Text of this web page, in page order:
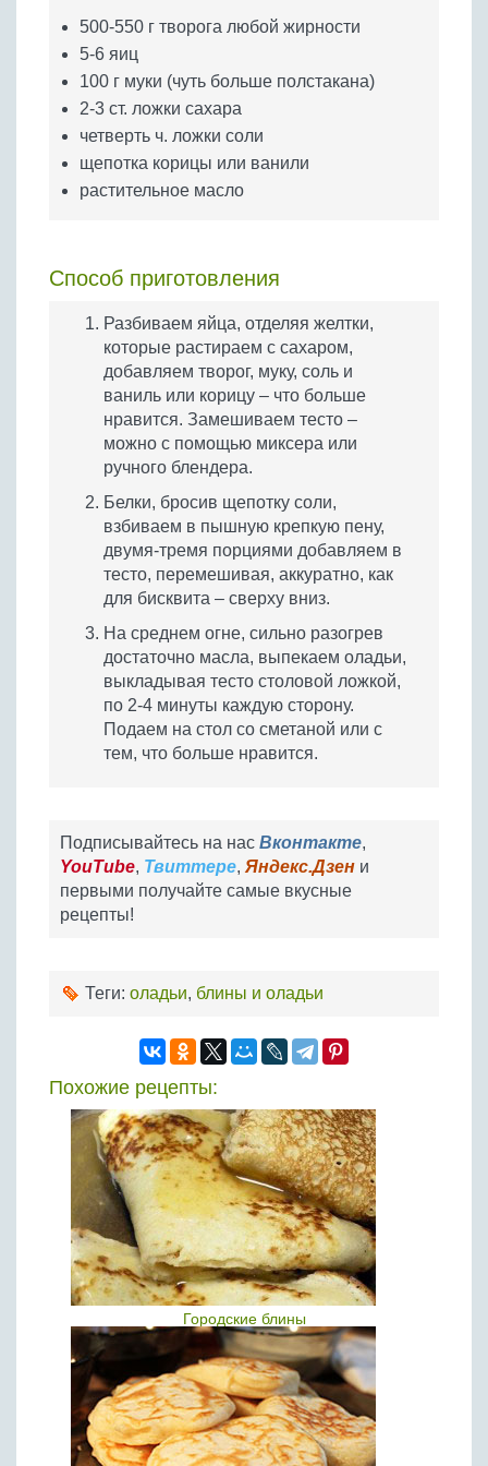
Яйца
Крупы
500-550 г творога любой жирности
5-6 яиц
100 г муки (чуть больше полстакана)
2-3 ст. ложки сахара
четверть ч. ложки соли
щепотка корицы или ванили
растительное масло
Способ приготовления
Разбиваем яйца, отделяя желтки,
которые растираем с сахаром,
добавляем творог, муку, соль и
ваниль или корицу – что больше
нравится. Замешиваем тесто –
можно с помощью миксера или
ручного блендера.
Белки, бросив щепотку соли,
взбиваем в пышную крепкую пену,
двумя-тремя порциями добавляем в
тесто, перемешивая, аккуратно, как
для бисквита – сверху вниз.
На среднем огне, сильно разогрев
достаточно масла, выпекаем оладьи,
выкладывая тесто столовой ложкой,
по 2-4 минуты каждую сторону.
Подаем на стол со сметаной или с
тем, что больше нравится.
Подписывайтесь на нас Вконтакте,
YouTube, Твиттере, Яндекс.Дзен и
первыми получайте самые вкусные
рецепты!
Теги: оладьи, блины и оладьи
Похожие рецепты:
Городские блины